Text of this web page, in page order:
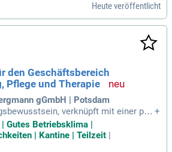
Wohlbefinden der Fische im Mittelp
gehören die Pflege und Doku
Vorgaben sowie die
Zucht. Sie sollten eine abgeschl
Tierpfleger/in oder Fischwirt/in vorw
oder Klinikbereich ist von
Engagement ein und unterstützen Sie
zur Regeneration mit Ihrer Exp
Heute veröffentlicht
den Geschäftsbereich
Pflege und Therapie
gGmbH | Potsdam
verknüpft mit einer pos
Patienten, Angehörigen und Mitarb
Arbeitsstil gehören zu Ihre
+
Gutes Betriebsklima |
| Kantine | Teilzeit |